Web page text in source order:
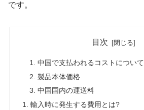
です。
目次
中国で支払われるコストについて
製品本体価格
中国国内の運送料
輸入時に発生する費用とは?